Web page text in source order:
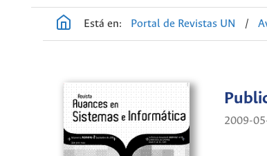
Está en: Portal de Revistas UN /
2009-